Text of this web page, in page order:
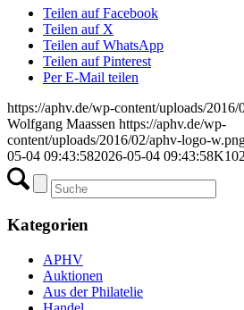
Teilen auf Facebook
Teilen auf X
Teilen auf WhatsApp
Teilen auf Pinterest
Per E-Mail teilen
https://aphv.de/wp-content/uploads/
Wolfgang Maassen https://aphv.de/wp-
content/uploads/2016/02/aphv-logo-
05-04 09:43:582026-05-04 09:43:58
Kategorien
APHV
Auktionen
Aus der Philatelie